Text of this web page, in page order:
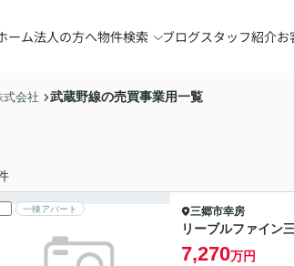
ーム法人の方へ物件検索 ブログスタッフ紹介お
式会社 武蔵野線の売買事業用一覧
一棟アパート 三郷市幸房
リーブルファイン
7,270万円